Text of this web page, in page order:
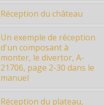
Les passionnés qui m'ont
aidé
Les sites pour
commander, lire,
apprendre, comprendre
Liste de sites de vente de
pièces de flippers
Lisez aussi le maximum
Dans tous les messages
reçus de droite et de
Réception du château
Le château est un des
éléments les plus
difficiles...
Un exemple de réception
d'un composant à
monter, le divertor, A-
21706, page 2-30 dans le
manuel
Etape 4 : Un exemple de
Réception du plateau,